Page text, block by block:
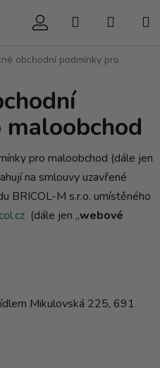
Hledat
obchodní podmínky pro
pro maloobchod (dále jen
na smlouvy uzavřené
BRICOL-M s.r.o. umístěného
(dále jen „webové
Mikulovská 225, 691